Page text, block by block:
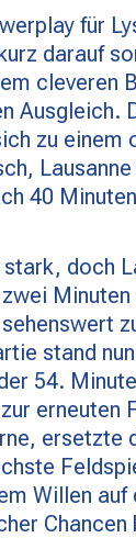
für
darauf
cleveren
Ausgleich.
zu einem
40
doch
sehenswert
stand
54.
erneuten
ersetzte
Willen auf